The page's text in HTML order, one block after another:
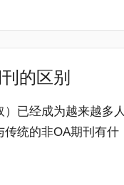
的区别
已经成为越来越多人
传统的非OA期刊有什